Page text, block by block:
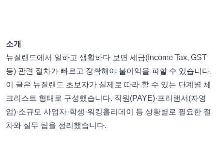
소개
뉴질랜드에서 일하고 생활하다 보면 세금(Income Tax, GST
등) 관련 절차가 빠르고 정확해야 불이익을 피할 수 있습니다.
이 글은 뉴질랜드 초보자가 실제로 따라 할 수 있는 단계별 체
크리스트 형태로 구성했습니다. 직원(PAYE)·프리랜서(자영
업)·소규모 사업자·학생·워킹홀리데이 등 상황별로 필요한 절
차와 실무 팁을 정리했습니다.